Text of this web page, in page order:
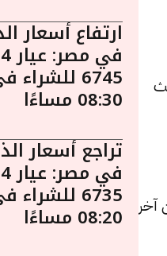
مساءً. حيث
10 جنيهات عن آخر
ارتفاع أسعار
6745
08:30 مساءًا
تراجع أسعار
6735
08:20 مساءًا